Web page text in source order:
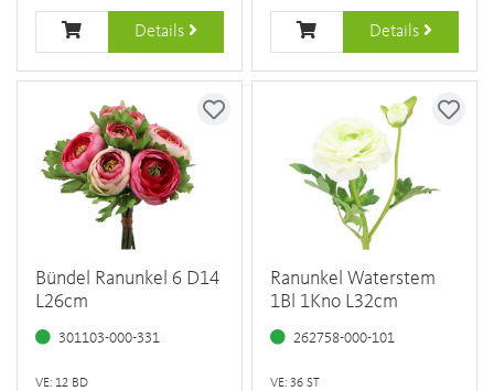
Details Details
Bündel Ranunkel 6 D14
L26cm
301103-000-331
VE: 12 BD
Ranunkel Waterstem
1Bl 1Kno L32cm
262758-000-101
VE: 36 ST